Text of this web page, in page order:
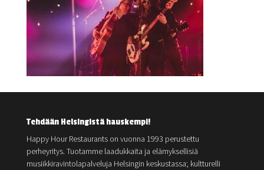
Tehdään Helsingistä hauskempi!
Happy Hour Restaurants on vuonna 1993 perustettu
perheyritys. Tuotamme laadukkaita ja elämyksellisiä
musiikkiravintolapalveluja Helsingin keskustassa; kultturelli